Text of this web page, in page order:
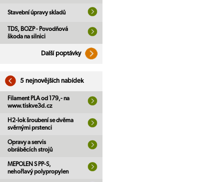
Stavební úpravy skladů
TDS, BOZP - Povodňová
škoda na silnici
Další poptávky
5 nejnovějších nabídek
Filament PLA od 179,- na
www.tiskve3d.cz
H2-lok šroubení se dvěma
svěrnými prstenci
Opravy a servis
obráběcích strojů
MEPOLEN S PP-S,
nehořlavý polypropylen